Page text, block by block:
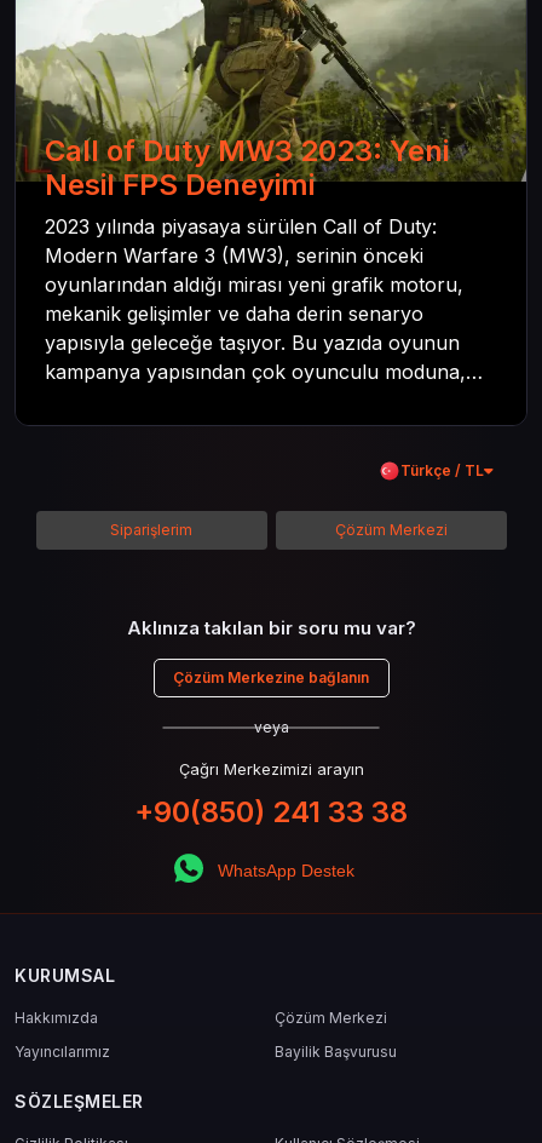
Call of Duty MW3 2023: Yeni
Nesil FPS Deneyimi
2023 yılında piyasaya sürülen Call of Duty:
Modern Warfare 3 (MW3), serinin önceki
oyunlarından aldığı mirası yeni grafik motoru,
mekanik gelişimler ve daha derin senaryo
yapısıyla geleceğe taşıyor. Bu yazıda oyunun
kampanya yapısından çok oyunculu moduna,
kadar her şeyi kapsamaya çalışacaktır. Tüm
içeriği boyunca Call of Duty evreninin
detaylarına inilecek ve steam hediye kartı
kullanımının avantajlarından da bahsedilecektir.
Türkçe / TL
Siparişlerim Çözüm Merkezi
Aklınıza takılan bir soru mu var?
Çözüm Merkezine bağlanın
veya
Çağrı Merkezimizi arayın
+90(850) 241 33 38
WhatsApp Destek
KURUMSAL
Hakkımızda
Çözüm Merkezi
Yayıncılarımız
Bayilik Başvurusu
SÖZLEŞMELER